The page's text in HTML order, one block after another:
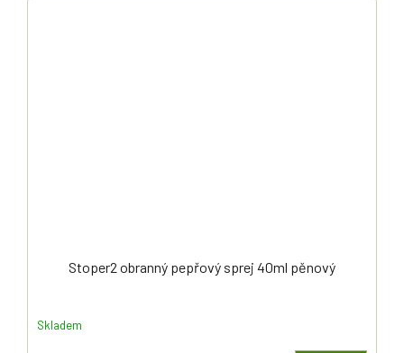
Stoper2 obranný pepřový sprej 40ml pěnový
Skladem